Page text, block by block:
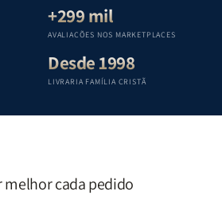
Teológica
Penkal
+299 mil
AVALIAÇÕES NOS MARKETPLACES
Desde 1998
LIVRARIA FAMÍLIA CRISTÃ
melhor cada pedido